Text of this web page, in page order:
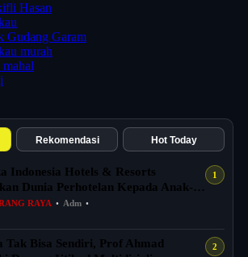
Hasan
Gudang Garam
murah
Rekomendasi Hot Today
Indonesia Hotels & Resorts
Dunia Perhotelan Kepada Anak-
RAYA • Adm •
Tak Bisa Sendiri, Prof Ahmad